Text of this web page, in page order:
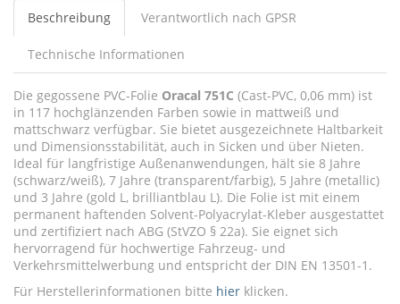
Beschreibung Verantwortlich nach GPSR
Technische Informationen
Die gegossene PVC-Folie Oracal 751C (Cast-PVC, 0,06 mm) ist
in 117 hochglänzenden Farben sowie in mattweiß und
mattschwarz verfügbar. Sie bietet ausgezeichnete Haltbarkeit
und Dimensionsstabilität, auch in Sicken und über Nieten.
Ideal für langfristige Außenanwendungen, hält sie 8 Jahre
(schwarz/weiß), 7 Jahre (transparent/farbig), 5 Jahre (metallic)
und 3 Jahre (gold L, brilliantblau L). Die Folie ist mit einem
permanent haftenden Solvent-Polyacrylat-Kleber ausgestattet
und zertifiziert nach ABG (StVZO § 22a). Sie eignet sich
hervorragend für hochwertige Fahrzeug- und
Verkehrsmittelwerbung und entspricht der DIN EN 13501-1.
Für Herstellerinformationen bitte hier klicken.